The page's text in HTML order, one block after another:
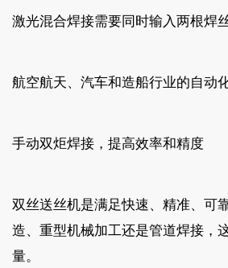
激光混合焊接需要同时输入两根焊
航空航天、汽车和造船行业的自动
手动双炬焊接，提高效率和精度
双丝送丝机是满足快速、精准、可
造、重型机械加工还是管道焊接，
量。